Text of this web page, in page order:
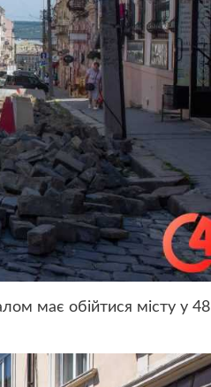
має обійтися місту у 48